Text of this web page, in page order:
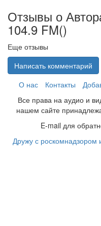
Отзывы о
104.9 FM()
Еще отзывы
Написать комментарий
О нас
Контакты
Все права на аудио и
нашем сайте
E-mail для
Дружу с роскомнадзором